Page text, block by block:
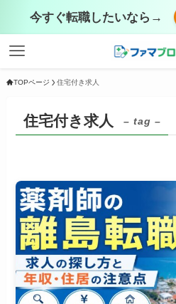
今すぐ転職したいなら→
TOPページ 住宅付き求人
住宅付き求人 – tag –